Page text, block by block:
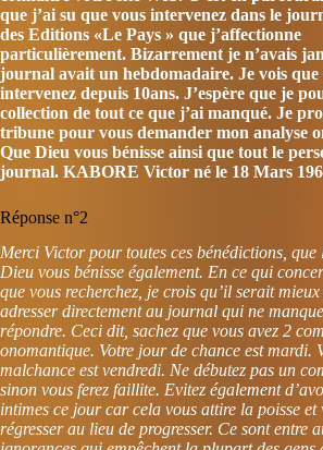
que j’ai su que vous intervenez dans le
des Editions «Le Pays » que j’affectionne
particulièrement. Bizarrement je n’avais
journal avait un hebdomadaire. Je vois que
intervenez depuis 10ans. J’espère que je
collection de tout ce que j’ai manqué. Je
tribune pour vous demander mon analyse
Que Dieu vous bénisse ainsi que tout le
journal. KABORE Victor né le 18 Mars
Réponse n°2
Merci Victor pour toutes ces bénédictions, que
Dieu vous bénisse également. En ce qui
que vous recherchez, je crois qu’il serait
adresser directement au journal qui ne
répondre. Ceci dit, sachez que vous avez 2
onomantique. Votre jour de chance est mardi.
malchance est vendredi. Ne débutez pas un
sinon vous ferez faillite. Evitez également
intimes ce jour car cela vous attire la poisse et
régresser au lieu de progresser. Ce sont entre